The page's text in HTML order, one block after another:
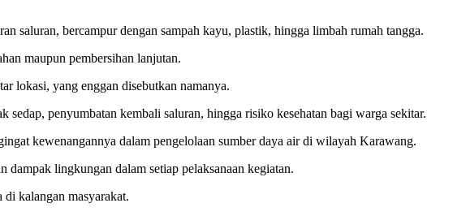
saluran, bercampur dengan sampah kayu, plastik, hingga limbah rumah tangga.
maupun pembersihan lanjutan.
lokasi, yang enggan disebutkan namanya.
penyumbatan kembali saluran, hingga risiko kesehatan bagi warga sekitar.
kewenangannya dalam pengelolaan sumber daya air di wilayah Karawang.
dampak lingkungan dalam setiap pelaksanaan kegiatan.
kalangan masyarakat.